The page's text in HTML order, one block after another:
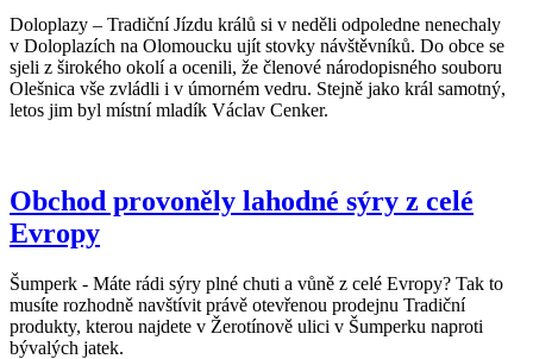
Doloplazy – Tradiční Jízdu králů si v neděli odpoledne nenechaly
v Doloplazích na Olomoucku ujít stovky návštěvníků. Do obce se
sjeli z širokého okolí a ocenili, že členové národopisného souboru
Olešnica vše zvládli i v úmorném vedru. Stejně jako král samotný,
letos jim byl místní mladík Václav Cenker.
Obchod provoněly lahodné sýry z celé
Evropy
Šumperk - Máte rádi sýry plné chuti a vůně z celé Evropy? Tak to
musíte rozhodně navštívit právě otevřenou prodejnu Tradiční
produkty, kterou najdete v Žerotínově ulici v Šumperku naproti
bývalých jatek.